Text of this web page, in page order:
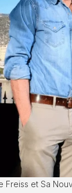
Freiss et Sa